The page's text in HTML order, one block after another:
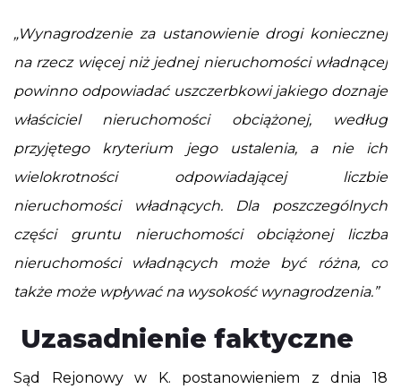
„Wynagrodzenie za ustanowienie drogi koniecznej
na rzecz więcej niż jednej nieruchomości władnącej
powinno odpowiadać uszczerbkowi jakiego doznaje
właściciel nieruchomości obciążonej, według
przyjętego kryterium jego ustalenia, a nie ich
wielokrotności odpowiadającej liczbie
nieruchomości władnących. Dla poszczególnych
części gruntu nieruchomości obciążonej liczba
nieruchomości władnących może być różna, co
także może wpływać na wysokość wynagrodzenia.”
Uzasadnienie faktyczne
Sąd Rejonowy w K. postanowieniem z dnia 18